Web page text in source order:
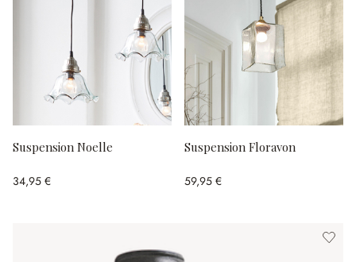
Suspension Noelle
34,95 €
Suspension Floravon
59,95 €